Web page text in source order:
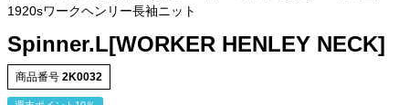
1920sワークヘンリー長袖ニット
Spinner.L[WORKER HENLEY NECK]
商品番号 2K0032